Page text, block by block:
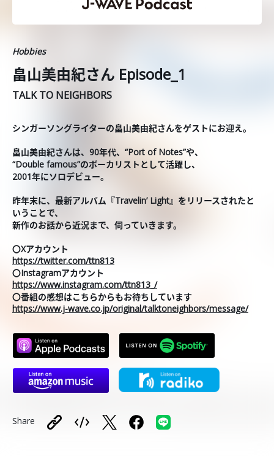
Hobbies
畠山美由紀さん Episode_1
TALK TO NEIGHBORS
シンガーソングライターの畠山美由紀さんをゲストにお迎え。
畠山美由紀さんは、90年代、“Port of Notes”や、
“Double famous”のボーカリストとして活躍し、
2001年にソロデビュー。
昨年末に、最新アルバム『Travelin’ Light』をリリースされたと
いうことで、
新作のお話から近況まで、伺っていきます。
〇Xアカウント
https://twitter.com/ttn813
〇Instagramアカウント
https://www.instagram.com/ttn813_/
〇番組の感想はこちらからもお待ちしています
https://www.j-wave.co.jp/original/talktoneighbors/message/
Share